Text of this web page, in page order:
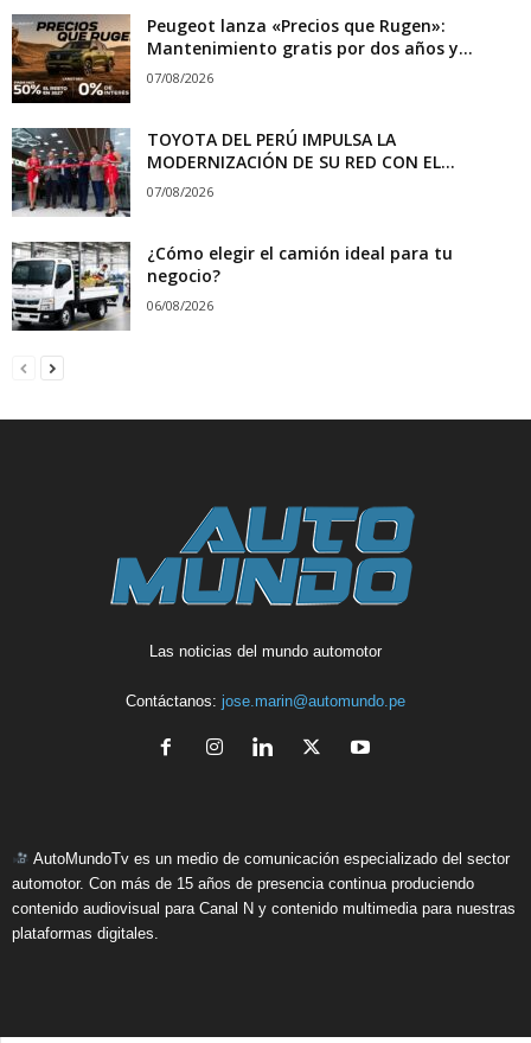
Peugeot lanza «Precios que Rugen»:
Mantenimiento gratis por dos años y...
07/08/2026
TOYOTA DEL PERÚ IMPULSA LA
MODERNIZACIÓN DE SU RED CON EL...
07/08/2026
¿Cómo elegir el camión ideal para tu
negocio?
06/08/2026
Las noticias del mundo automotor
Contáctanos: jose.marin@automundo.pe
AutoMundoTv es un medio de comunicación especializado del sector
automotor. Con más de 15 años de presencia continua produciendo
contenido audiovisual para Canal N y contenido multimedia para nuestras
plataformas digitales.